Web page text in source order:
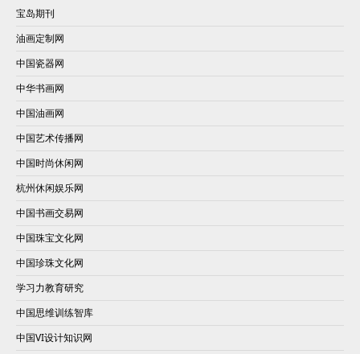
宝岛期刊
油画定制网
中国瓷器网
中华书画网
中国油画网
中国艺术传播网
中国时尚休闲网
杭州休闲娱乐网
中国书画交易网
中国珠宝文化网
中国珍珠文化网
学习力教育研究
中国思维训练智库
中国VI设计知识网